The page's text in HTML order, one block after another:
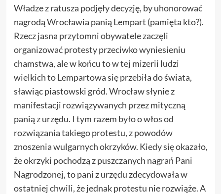
Władze z ratusza podjęły decyzję, by uhonorować
nagrodą Wrocławia panią Lempart (pamięta kto?).
Rzecz jasna przytomni obywatelezaczęli
organizować protestyprzeciwko wyniesieniu
chamstwa, ale w końcu to w tej mizerii ludzi
wielkich to Lempartowa się przebiła do świata,
sławiąc piastowski gród. Wrocław słynie z
manifestacji rozwiązywanych przez mityczną
panią z urzędu. I tym razem było o włos od
rozwiązania takiego protestu, z powodów
znoszenia wulgarnych okrzyków. Kiedy się okazało,
że okrzyki pochodzą z puszczanych nagrań Pani
Nagrodzonej, to pani z urzędu zdecydowała w
ostatniej chwili, że jednak protestu nie rozwiąże. A